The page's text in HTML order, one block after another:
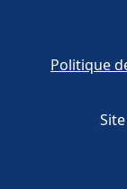
Politique